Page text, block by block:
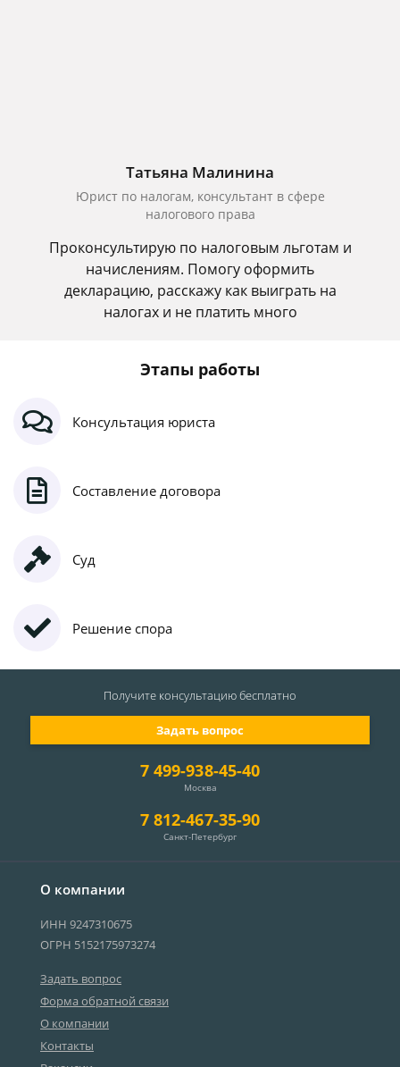
Татьяна Малинина
Юрист по налогам, консультант в сфере
налогового права
Проконсультирую по налоговым льготам и
начислениям. Помогу оформить
декларацию, расскажу как выиграть на
налогах и не платить много
Этапы работы
Консультация юриста
Составление договора
Суд
Решение спора
О компании
ИНН 9247310675
ОГРН 5152175973274
Задать вопрос
Форма обратной связи
О компании
Контакты
7 499-938-45-40
Москва
7 812-467-35-90
Санкт-Петербург
Задать вопрос
Получите консультациюбесплатно